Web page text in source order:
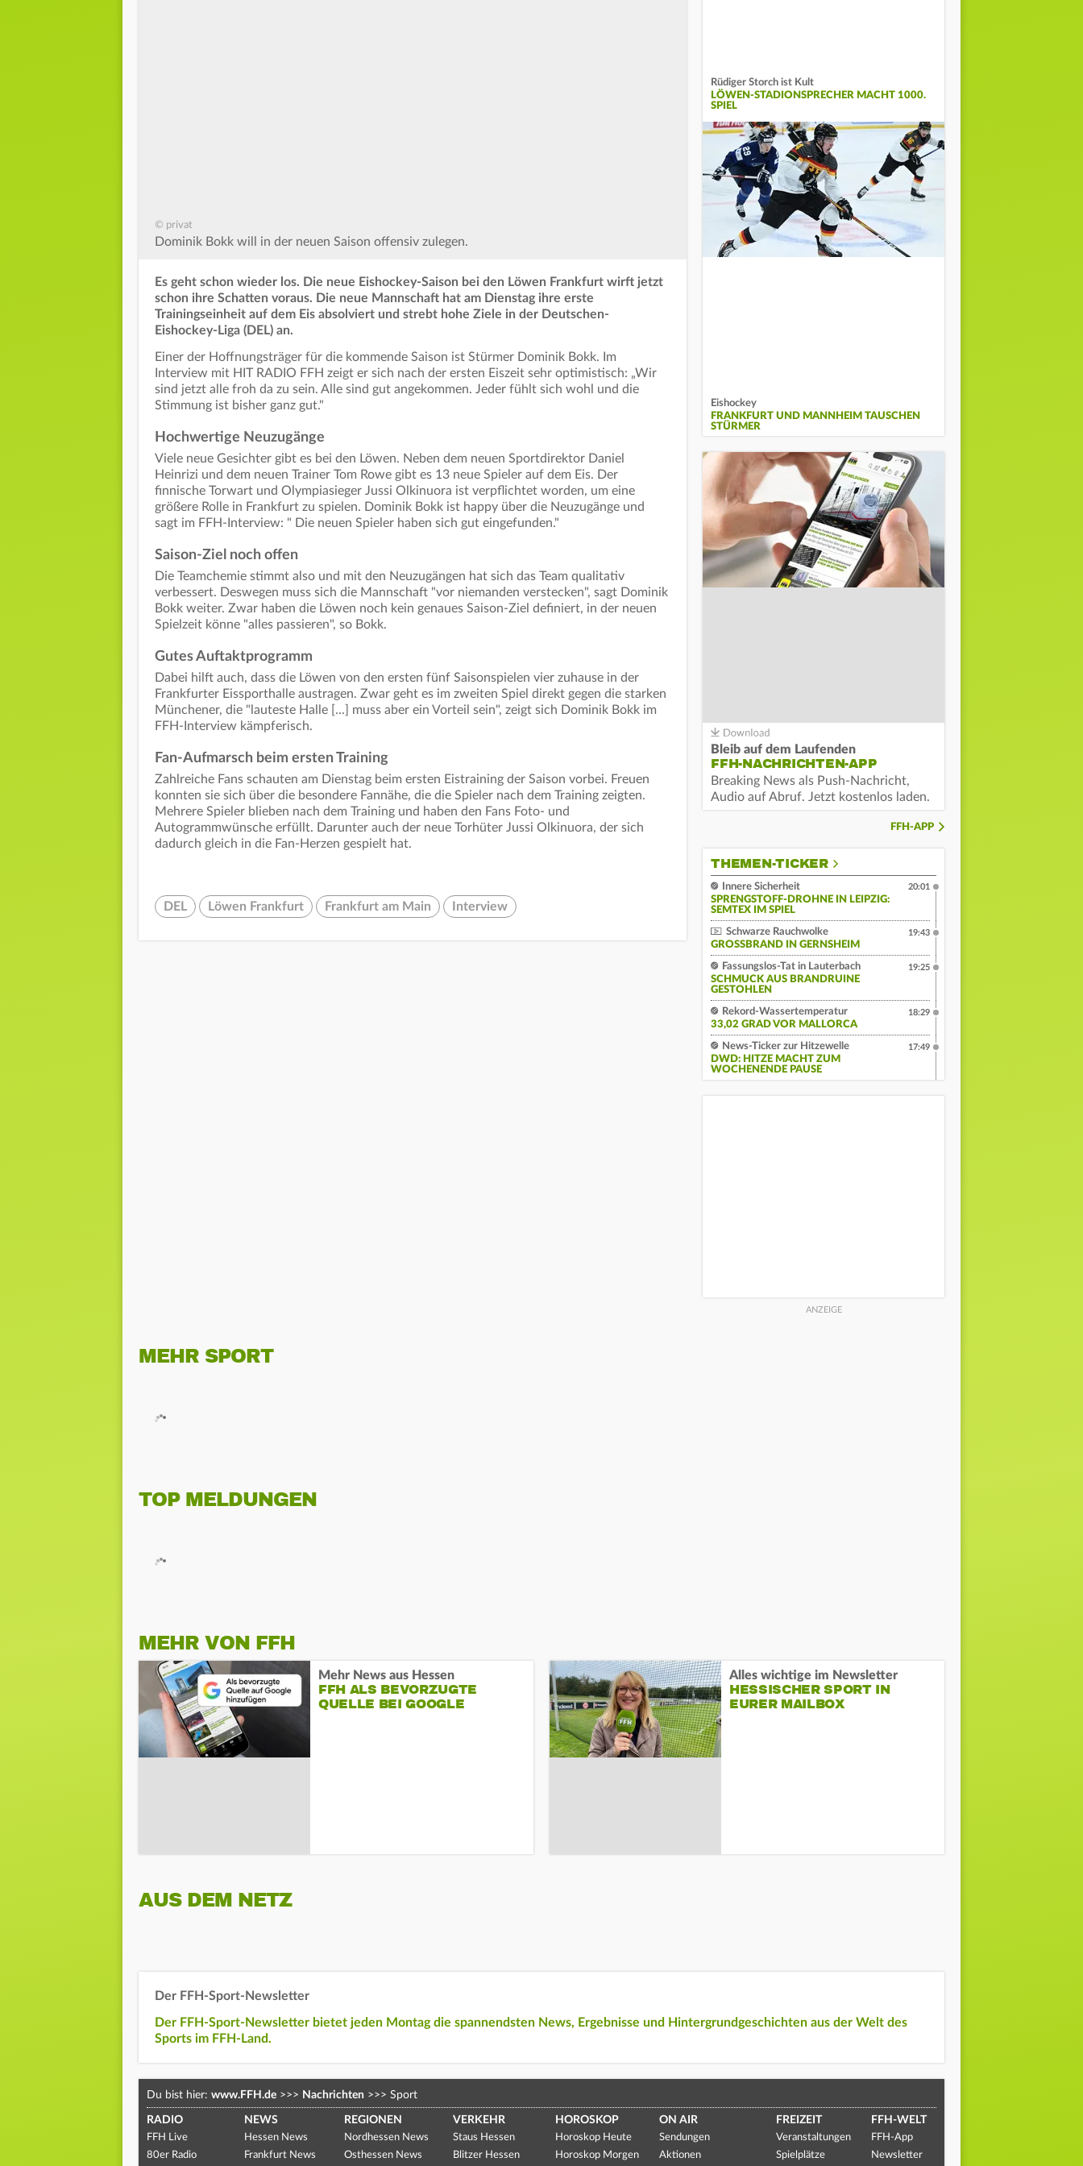
© privat
Dominik Bokk will in der neuen Saison offensiv zulegen.
Es geht schon wieder los. Die neue Eishockey-Saison bei den Löwen Frankfurt wirft jetzt
schon ihre Schatten voraus. Die neue Mannschaft hat am Dienstag ihre erste
Trainingseinheit auf dem Eis absolviert und strebt hohe Ziele in der Deutschen-
Eishockey-Liga (DEL) an.
Einer der Hoffnungsträger für die kommende Saison ist Stürmer Dominik Bokk. Im
Interview mit HIT RADIO FFH zeigt er sich nach der ersten Eiszeit sehr optimistisch: „Wir
sind jetzt alle froh da zu sein. Alle sind gut angekommen. Jeder fühlt sich wohl und die
Stimmung ist bisher ganz gut."
Hochwertige Neuzugänge
Viele neue Gesichter gibt es bei den Löwen. Neben dem neuen Sportdirektor Daniel
Heinrizi und dem neuen Trainer Tom Rowe gibt es 13 neue Spieler auf dem Eis. Der
finnische Torwart und Olympiasieger Jussi Olkinuora ist verpflichtet worden, um eine
größere Rolle in Frankfurt zu spielen. Dominik Bokk ist happy über die Neuzugänge und
sagt im FFH-Interview: " Die neuen Spieler haben sich gut eingefunden."
Saison-Ziel noch offen
Die Teamchemie stimmt also und mit den Neuzugängen hat sich das Team qualitativ
verbessert. Deswegen muss sich die Mannschaft "vor niemanden verstecken", sagt Dominik
Bokk weiter. Zwar haben die Löwen noch kein genaues Saison-Ziel definiert, in der neuen
Spielzeit könne "alles passieren", so Bokk.
Gutes Auftaktprogramm
Dabei hilft auch, dass die Löwen von den ersten fünf Saisonspielen vier zuhause in der
Frankfurter Eissporthalle austragen. Zwar geht es im zweiten Spiel direkt gegen die starken
Münchener, die "lauteste Halle [...] muss aber ein Vorteil sein", zeigt sich Dominik Bokk im
FFH-Interview kämpferisch.
Fan-Aufmarsch beim ersten Training
Zahlreiche Fans schauten am Dienstag beim ersten Eistraining der Saison vorbei. Freuen
konnten sie sich über die besondere Fannähe, die die Spieler nach dem Training zeigten.
Mehrere Spieler blieben nach dem Training und haben den Fans Foto- und
Autogrammwünsche erfüllt. Darunter auch der neue Torhüter Jussi Olkinuora, der sich
dadurch gleich in die Fan-Herzen gespielt hat.
DEL Löwen Frankfurt Frankfurt am Main Interview
Rüdiger Storch ist Kult
LÖWEN-STADIONSPRECHER MACHT 1000.
SPIEL
Eishockey
FRANKFURT UND MANNHEIM TAUSCHEN
STÜRMER
Bleib auf dem Laufenden
FFH-NACHRICHTEN-APP
Breaking News als Push-Nachricht,
Audio auf Abruf. Jetzt kostenlos laden.
FFH-APP
THEMEN-TICKER
Innere Sicherheit
SPRENGSTOFF-DROHNE IN LEIPZIG:
SEMTEX IM SPIEL
20:01
Schwarze Rauchwolke
GROSSBRAND IN GERNSHEIM
19:43
Fassungslos-Tat in Lauterbach
SCHMUCK AUS BRANDRUINE
GESTOHLEN
19:25
Rekord-Wassertemperatur
33,02 GRAD VOR MALLORCA
18:29
News-Ticker zur Hitzewelle
DWD: HITZE MACHT ZUM
WOCHENENDE PAUSE
17:49
MEHR SPORT
TOP MELDUNGEN
MEHR VON FFH
Mehr News aus Hessen
FFH ALS BEVORZUGTE
QUELLE BEI GOOGLE
Alles wichtige im Newsletter
HESSISCHER SPORT IN
EURER MAILBOX
AUS DEM NETZ
Der FFH-Sport-Newsletter
Der FFH-Sport-Newsletter bietet jeden Montag die spannendsten News, Ergebnisse und Hintergrundgeschichten aus der Welt des
Sports im FFH-Land.
Du bist hier: www.FFH.de >>> Nachrichten >>> Sport
RADIO
FFH Live
80er Radio
NEWS
Hessen News
Frankfurt News
REGIONEN
Nordhessen News
Osthessen News
VERKEHR
Staus Hessen
Blitzer Hessen
HOROSKOP
Horoskop Heute
Horoskop Morgen
ON AIR
Sendungen
Aktionen
FREIZEIT
Veranstaltungen
Spielplätze
FFH-WELT
FFH-App
Newsletter